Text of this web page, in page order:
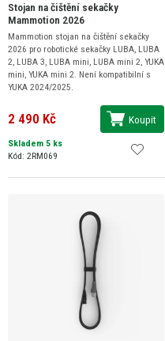
Stojan na čištění sekačky
Mammotion 2026
Mammotion stojan na čištění sekačky
2026 pro robotické sekačky LUBA, LUBA
2, LUBA 3, LUBA mini, LUBA mini 2, YUKA
mini, YUKA mini 2. Není kompatibilní s
YUKA 2024/2025.
2 490 Kč Koupit
Skladem 5 ks
Kód: 2RM069